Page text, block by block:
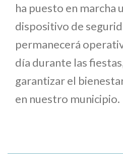
ha puesto en marcha
dispositivo de
permanecerá
día durante las
garantizar el
en nuestro municipio.